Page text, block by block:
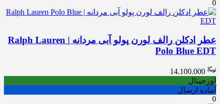
0
عطر ادکلن رالف لورن پولو آبی مردانه | Ralph Lauren
Polo Blue EDT
14.100.000
اورجینال
آماده ارسال
0